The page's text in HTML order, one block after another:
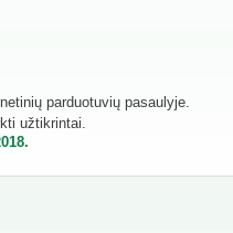
parduotuvių pasaulyje.
užtikrintai.